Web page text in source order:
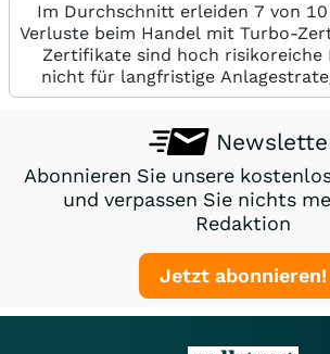
Im Durchschnitt erleiden 7 von
Verluste beim Handel mit Turbo-
Zertifikate sind hoch risikoreiche
nicht für langfristige
Abonnieren Sie unsere
und verpassen Sie nichts
Redaktion
Jetzt abonnieren!